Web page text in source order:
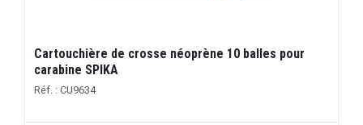
Cartouchière de crosse néoprène 10 balles pour
carabine SPIKA
Réf. : CU9634